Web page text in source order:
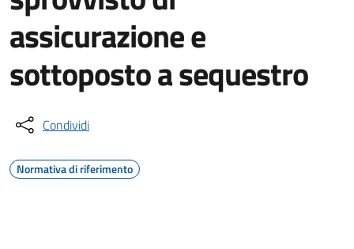
assicurazione e
sottoposto a sequestro
Condividi
Normativa di riferimento